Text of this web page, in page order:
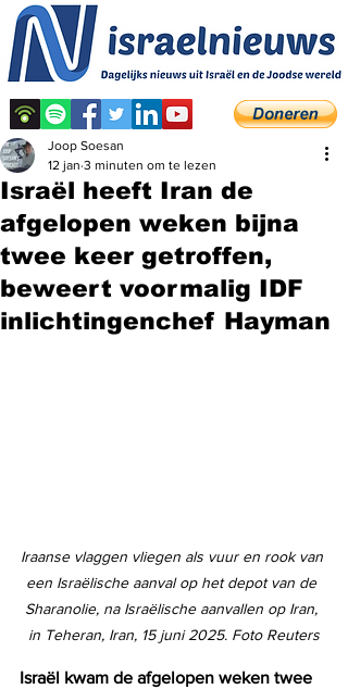
Israël heeft Iran de
afgelopen weken bijna
twee keer getroffen,
beweert voormalig IDF
inlichtingenchef Hayman
Joop Soesan
12 jan 3 minuten om te lezen
Iraanse vlaggen vliegen als vuur en rook van
een Israëlische aanval op het depot van de
Sharanolie, na Israëlische aanvallen op Iran,
in Teheran, Iran, 15 juni 2025. Foto Reuters
Israël kwam de afgelopen weken twee